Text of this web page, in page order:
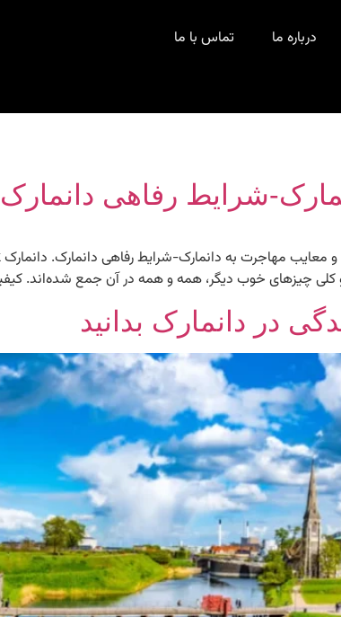
درباره ما تماس با ما
شرایط رفاهی دانمارک
چیزهای خوب دیگر، همه و همه در آن جمع شده‌اند.
در دانمارک بدانید